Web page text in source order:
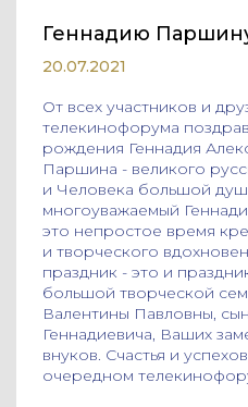
Геннадию
20.07.2021
От всех участников и
телекинофорума
рождения Геннадия
Паршина - великого
и Человека большой
многоуважаемый
это непростое время
и творческого
праздник - это и
большой творческой
Валентины Павловны,
Геннадиевича, Ваших
внуков. Счастья и
очередном